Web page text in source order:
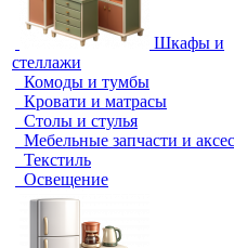
Шкафы и
стеллажи
Комоды и тумбы
Кровати и матрасы
Столы и стулья
Мебельные запчасти и
Текстиль
Освещение